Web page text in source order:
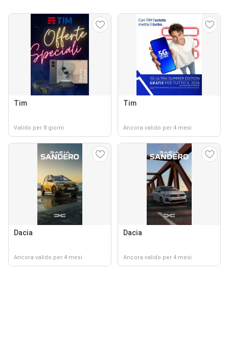
Tim
Valido per 8 giorni
Tim
Ancora valido per 4 mesi
Dacia
Ancora valido per 4 mesi
Dacia
Ancora valido per 4 mesi